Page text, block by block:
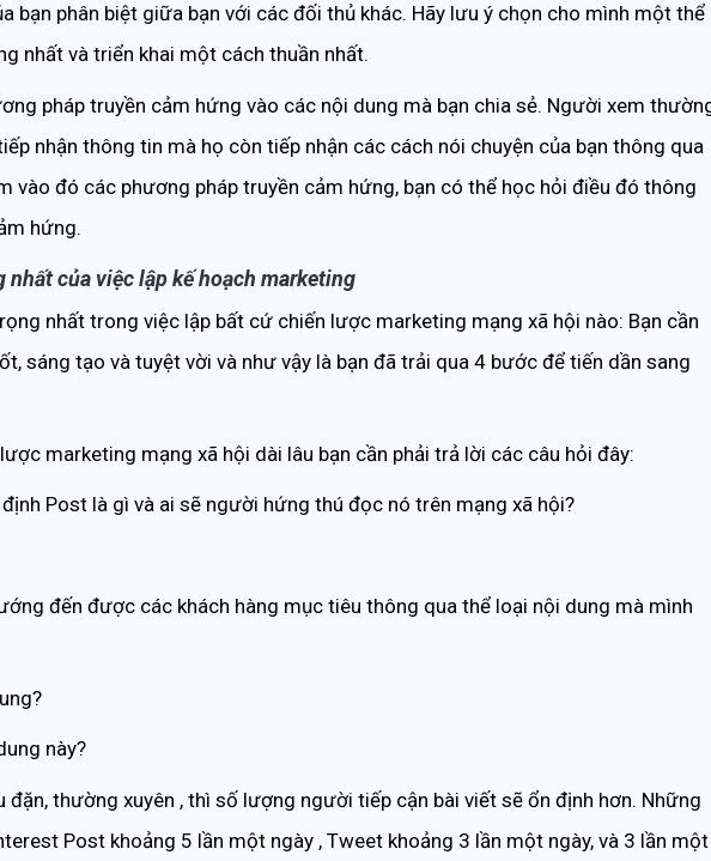
bạn phân biệt giữa bạn với các đối thủ khác. Hãy lưu ý chọn cho mình một thể
nhất và triển khai một cách thuần nhất.
pháp truyền cảm hứng vào các nội dung mà bạn chia sẻ. Người xem
nhận thông tin mà họ còn tiếp nhận các cách nói chuyện của bạn thông qua
vào đó các phương pháp truyền cảm hứng, bạn có thể học hỏi điều đó thông
hứng.
nhất của việc lập kế hoạch marketing
nhất trong việc lập bất cứ chiến lược marketing mạng xã hội nào: Bạn cần
sáng tạo và tuyệt vời và như vậy là bạn đã trải qua 4 bước để tiến dần sang
marketing mạng xã hội dài lâu bạn cần phải trả lời các câu hỏi đây:
Post là gì và ai sẽ người hứng thú đọc nó trên mạng xã hội?
đến được các khách hàng mục tiêu thông qua thể loại nội dung mà mình
này?
đặn, thường xuyên , thì số lượng người tiếp cận bài viết sẽ ổn định hơn. Những
Post khoảng 5 lần một ngày , Tweet khoảng 3 lần một ngày, và 3 lần một